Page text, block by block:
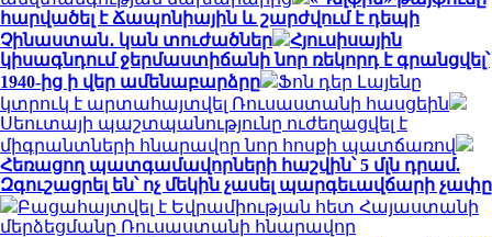
հարվածել է Ճապոնիային և շարժվում է դեպի
Չինաստան․ կան տուժածներ
Հյուսիսային
կիսագնդում ջերմաստիճանի նոր ռեկորդ է գրանցվել՝
1940-ից ի վեր ամենաբարձրը
Ֆոն դեր Լայենը
կտրուկ է արտահայտվել Ռուսաստանի հասցեին
Սեուտայի ​​պաշտպանությունը ուժեղացվել է
միգրանտների հնարավոր նոր հոսքի պատճառով
Հեռացող պատգամավորների հաշվին՝ 5 մլն դրամ.
Զգուշացրել են՝ ոչ մեկին չասել պարգեւավճարի չափը
Բացահայտվել է Եվրամիության հետ Հայաստանի
մերձեցմանը Ռուսաստանի հնարավոր